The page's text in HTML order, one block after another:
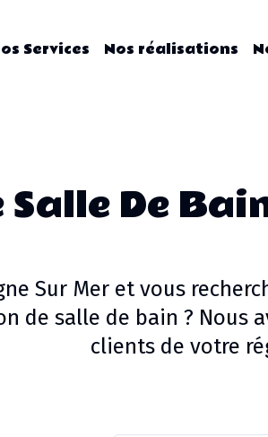
Services Nos réalisations
De
Sur Meret vous
de salle de bain ? Nous
clients de votre